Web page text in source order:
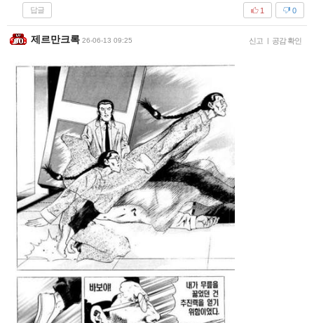
답글 0
1
제르만크록 26-06-13 09:25 신고 | 공감 확인